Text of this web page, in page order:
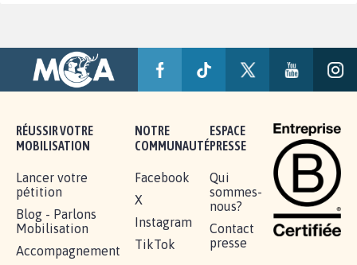
RÉUSSIR VOTRE
MOBILISATION
Lancer votre
pétition
Blog - Parlons
Mobilisation
Accompagnement
NOTRE
COMMUNAUTÉ
Facebook
X
Instagram
TikTok
ESPACE
PRESSE
Qui
sommes-
nous?
Contact
presse